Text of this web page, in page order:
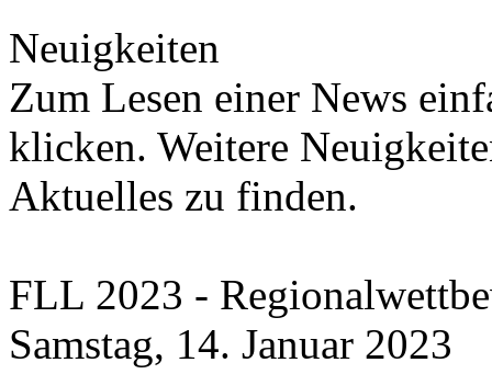
Neuigkeiten
Zum Lesen einer News
klicken. Weitere
Aktuelles zu finden.
FLL 2023 -
Samstag, 14. Januar 2023